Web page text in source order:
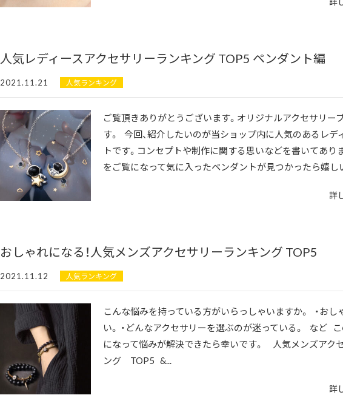
人気レディースアクセサリーランキング TOP5 ペンダント編
2021.11.21 人気ランキング
ご覧頂きありがとうございます。オリジナルアクセサリー
す。 今回、紹介したいのが当ショップ内に人気のあるレデ
トです。コンセプトや制作に関する思いなどを書いてあり
をご覧になって気に入ったペンダントが見つかったら嬉
詳
おしゃれになる！人気メンズアクセサリーランキング TOP5
2021.11.12 人気ランキング
こんな悩みを持っている方がいらっしゃいますか。 ・おし
い。 ・どんなアクセサリーを選ぶのが迷っている。 など
になって悩みが解決できたら幸いです。 人気メンズアク
ング TOP5 &...
詳